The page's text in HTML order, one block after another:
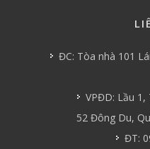
ĐC: Tòa nhà 101
VPĐD: Lầu 1,
52 Đông Du,
ĐT: